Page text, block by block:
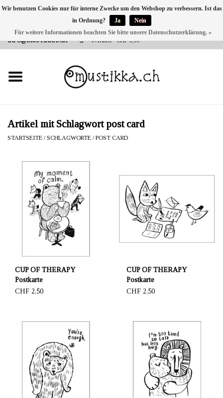
VERSANDKOSTEN 0 CHF INNERHALB CH | INT. VERSAND ÜBER
INFO@MUSTIKKA.CH
0 Artikel - CHF 0,00
NEU BEI UNS
SHOP - A PIECE OF
FINLAND FOR YOU
Artikel mit Schlagwort post card
STARTSEITE /SCHLAGWORTE /POST CARD
CUP OF THERAPY
Postkarte
"MyMomentOfCalm"
CHF 2,50
CUP OF THERAPY
Postkarte
"YouAreOnMyMind"
CHF 2,50
Wir benutzen Cookies nur für interne Zwecke um den Webshop zu verbessern. Ist das
in Ordnung?
Ja
Nein
Für weitere Informationen beachten Sie bitte unsere Datenschutzerklärung. »